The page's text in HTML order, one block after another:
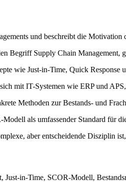
und beschreibt die
Begriff Supply Chain Management,
wie Just-in-Time, Quick Response
mit IT-Systemen wie ERP und
Methoden zur Bestands- und
als umfassender Standard für
aber entscheidende Disziplin
in-Time, SCOR-Modell,